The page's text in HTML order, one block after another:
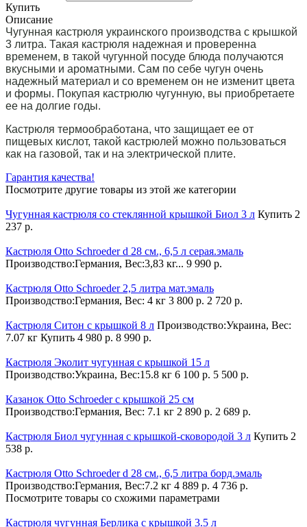
Купить
Описание
Чугунная кастрюля украинского производства с крышкой
3 литра. Такая кастрюля надежная и проверенна
временем, в такой чугунной посуде блюда получаются
вкусными и ароматными. Сам по себе чугун очень
надежный материал и со временем он не изменит цвета
и формы. Покупая кастрюлю чугунную, вы приобретаете
ее на долгие годы.
Кастрюля термообработана, что защищает ее от
пищевых кислот, такой кастрюлей можно пользоваться
как на газовой, так и на электрической плите.
Гарантия качества!
Посмотрите другие товары из этой же категории
Чугунная кастрюля со стеклянной крышкой Биол 3 л Купить 2
237 р.
Кастрюля Otto Schroeder d 28 см., 6,5 л серая.эмаль
Производство:Германия, Вес:3,83 кг... 9 990 р.
Кастрюля Otto Schroeder 2,5 литра мат.эмаль
Производство:Германия, Вес: 4 кг 3 800 р. 2 720 р.
Кастрюля Ситон c крышкой 8 л Производство:Украина, Вес:
7.07 кг Купить 4 980 р. 8 990 р.
Кастрюля Эколит чугунная с крышкой 15 л
Производство:Украина, Вес:15.8 кг 6 100 р. 5 500 р.
Казанок Otto Schroeder с крышкой 25 см
Производство:Германия, Вес: 7.1 кг 2 890 р. 2 689 р.
Кастрюля Биол чугунная с крышкой-сковородой 3 л Купить 2
538 р.
Кастрюля Otto Schroeder d 28 см., 6,5 литра борд.эмаль
Производство:Германия, Вес:7.2 кг 4 889 р. 4 736 р.
Посмотрите товары со схожими параметрами
Кастрюля чугунная Берлика с крышкой 3.5 л